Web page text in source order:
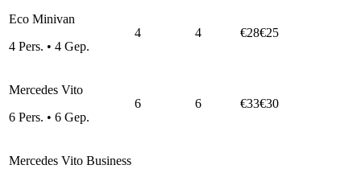
Eco Minivan
4 Pers. • 4 Gep.
4 4 €28€25
Mercedes Vito
6 Pers. • 6 Gep.
6 6 €33€30
Mercedes Vito Business